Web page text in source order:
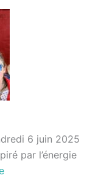
6 juin 2025
par l’énergie
: